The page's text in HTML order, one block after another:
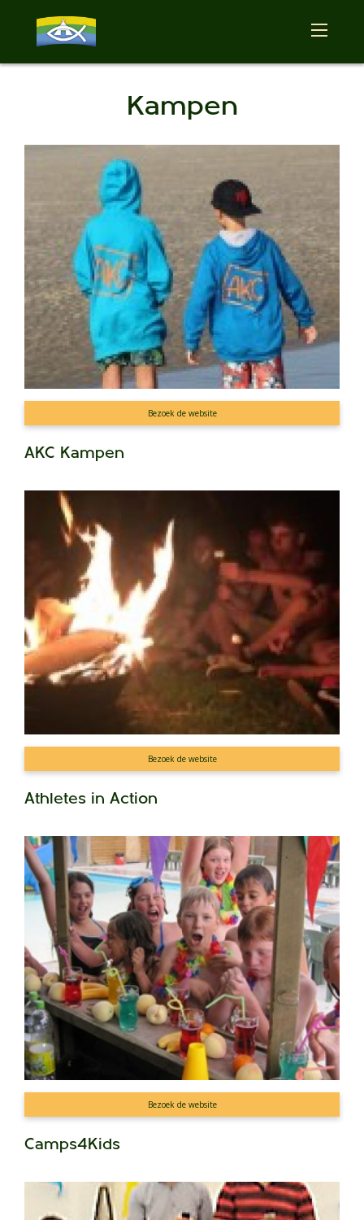
Kampen
Bezoek de website
AKC Kampen
Bezoek de website
Athletes in Action
Bezoek de website
Camps4Kids